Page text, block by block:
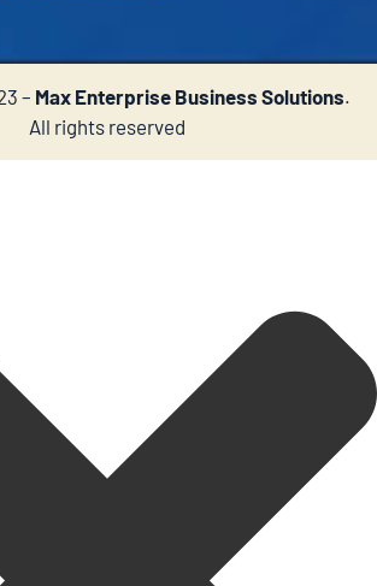
– Max Enterprise Business Solutions.
All rights reserved